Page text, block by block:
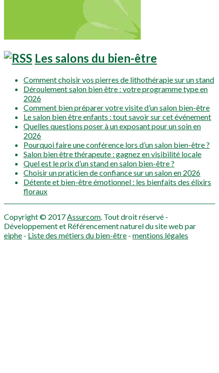
Les salons du bien-être
Comment choisir vos pierres de lithothérapie sur un stand
Déroulement salon bien être : votre programme type en
2026
Comment bien préparer votre visite d’un salon bien-être
Le salon bien être enfants : tout savoir sur cet événement
Quelles questions poser à un exposant pour un soin en
2026
Pourquoi faire une conférence lors d’un salon bien-être ?
Salon bien être thérapeute : gagnez en visibilité locale
Quel est le prix d’un stand en salon bien-être ?
Choisir un praticien de confiance sur un salon en 2026
Détente et bien-être émotionnel : les bienfaits des élixirs
floraux
Copyright © 2017 Assurcom . Tout droit réservé -
Développement et Référencement naturel du site web par
eiphe - Liste des métiers du bien-être - mentions légales